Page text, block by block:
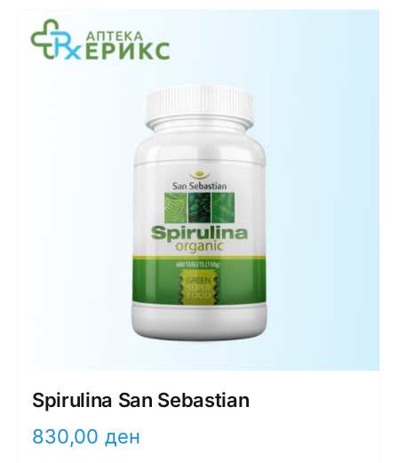
Spirulina San Sebastian
830,00 ден